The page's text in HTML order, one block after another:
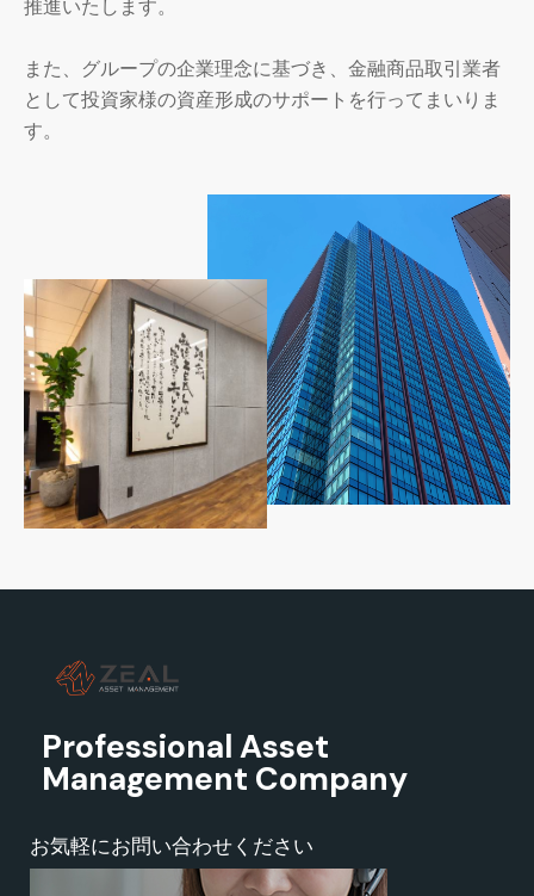
推進いたします。
また、グループの企業理念に基づき、金融商品取引業者
として投資家様の資産形成のサポートを行ってまいりま
す。
Professional Asset
Management Company
お気軽にお問い合わせください